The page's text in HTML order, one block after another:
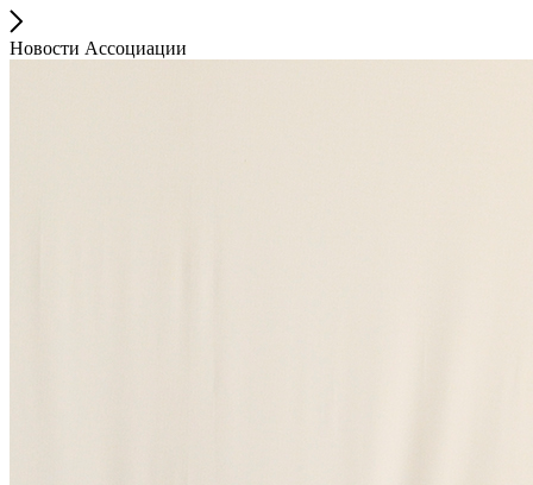
Новости Ассоциации